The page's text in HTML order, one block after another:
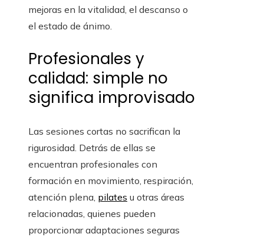
mejoras en la vitalidad, el descanso o
el estado de ánimo.
Profesionales y
calidad: simple no
significa improvisado
Las sesiones cortas no sacrifican la
rigurosidad. Detrás de ellas se
encuentran profesionales con
formación en movimiento, respiración,
atención plena, pilates u otras áreas
relacionadas, quienes pueden
proporcionar adaptaciones seguras